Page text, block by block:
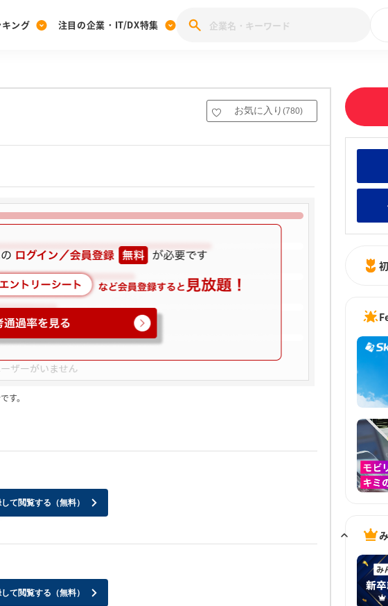
[27卒] 本選考体験記投稿キャンペーン
ング
みんなの新卒就職人気企業ラ
注目の企業・IT/DX特集
28卒 IT・DX企業特集 27卒 IT・DX企業特集 28卒 IT・DX現場社員イン
研究
お気に入り (780)
す。
て閲覧する（無料）
て閲覧する（無料）